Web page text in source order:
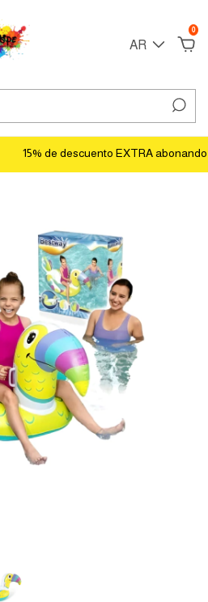
AR
0
15% de descuento EXTRA abonando